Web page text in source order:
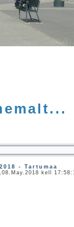
- Tartumaa
kell